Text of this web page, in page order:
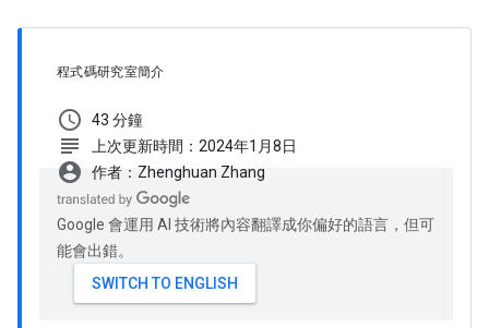
程式碼研究室簡介
schedule 43 分鐘
subject 上次更新時間：2024年1月8日
account_circle 作者：Zhenghuan Zhang
Google 會運用 AI 技術將內容翻譯成你偏好的語言，但可
能會出錯。